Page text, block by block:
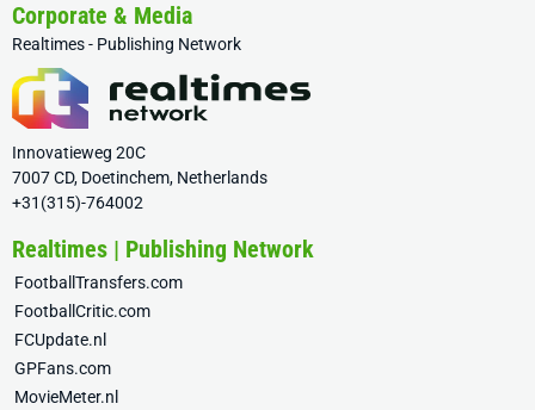
Corporate & Media
Realtimes - Publishing Network
Innovatieweg 20C
7007 CD, Doetinchem, Netherlands
+31(315)-764002
Realtimes | Publishing Network
FootballTransfers.com
FootballCritic.com
FCUpdate.nl
GPFans.com
MovieMeter.nl